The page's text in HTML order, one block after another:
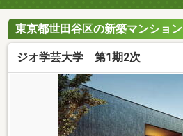
東京都世田谷区の新築マンション
ジオ学芸大学 第1期2次